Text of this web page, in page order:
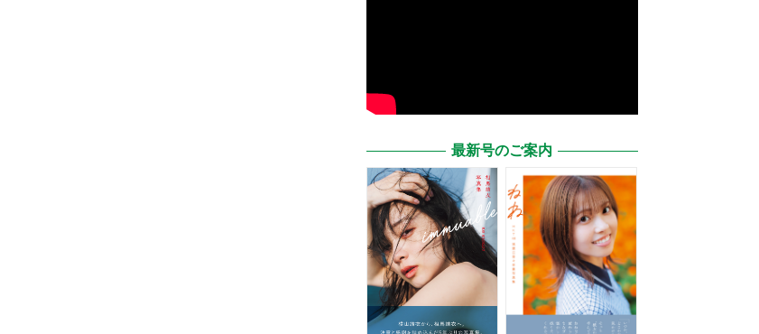
最新号のご案内